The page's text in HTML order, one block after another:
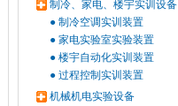
制冷、家电、楼宇实训设备
● 制冷空调实训装置
● 家电实验室实验装置
● 楼宇自动化实训装置
● 过程控制实训装置
机械机电实验设备